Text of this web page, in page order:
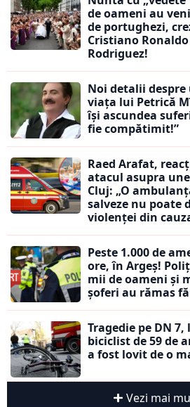
de oameni au
de portughezi,
Cristiano
Rodriguez!
Noi detalii
viața lui Petrică
își ascundea
fie compătimit!”
Raed Arafat,
atacul asupra
Cluj: „O
salveze nu poate
violenței din
Peste 1.000 de
ore, în Argeș!
mii de oameni și
șoferi au rămas
Tragedie pe DN
biciclist de 59 de
a fost lovit de o
Vezi mai